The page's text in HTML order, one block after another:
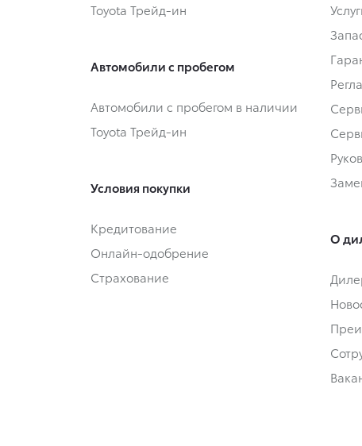
Toyota Трейд-ин
Автомобили с пробегом
Автомобили с пробегом в наличии
Toyota Трейд-ин
Условия покупки
Кредитование
Онлайн-одобрение
Страхование
О